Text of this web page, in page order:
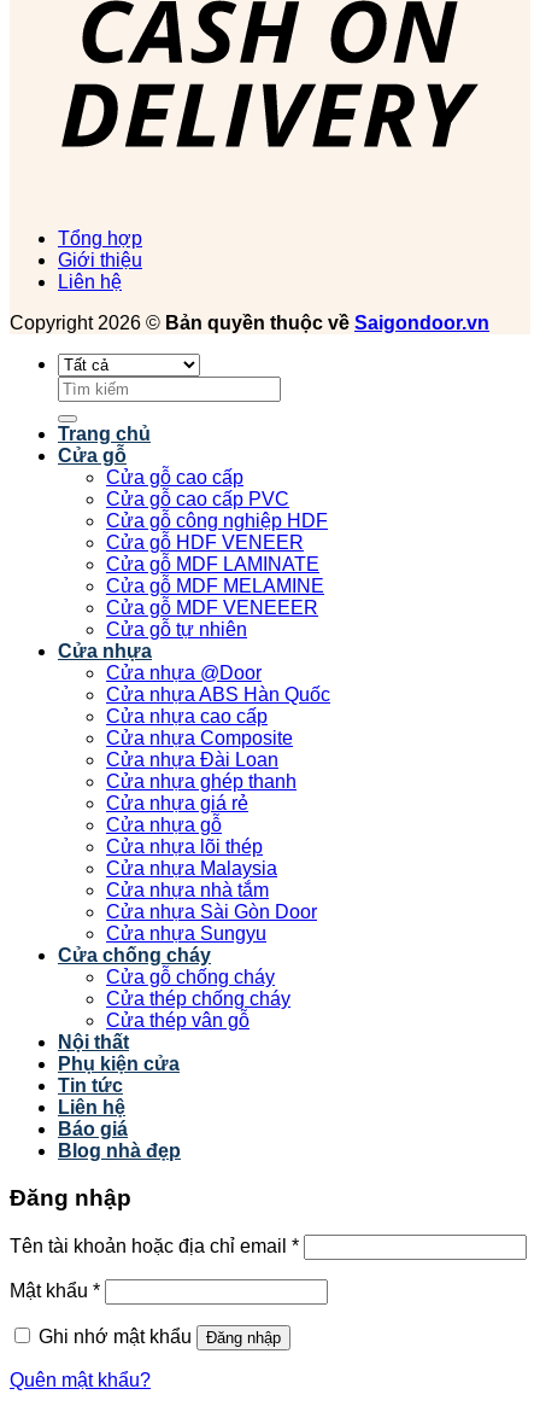
Tổng hợp
Giới thiệu
Liên hệ
Copyright 2026 © Bản quyền thuộc về Saigondoor.vn
Tìm
kiếm:
Trang chủ
Cửa gỗ
Cửa gỗ cao cấp
Cửa gỗ cao cấp PVC
Cửa gỗ công nghiệp HDF
Cửa gỗ HDF VENEER
Cửa gỗ MDF LAMINATE
Cửa gỗ MDF MELAMINE
Cửa gỗ MDF VENEEER
Cửa gỗ tự nhiên
Cửa nhựa
Cửa nhựa @Door
Cửa nhựa ABS Hàn Quốc
Cửa nhựa cao cấp
Cửa nhựa Composite
Cửa nhựa Đài Loan
Cửa nhựa ghép thanh
Cửa nhựa giá rẻ
Cửa nhựa gỗ
Cửa nhựa lõi thép
Cửa nhựa Malaysia
Cửa nhựa nhà tắm
Cửa nhựa Sài Gòn Door
Cửa nhựa Sungyu
Cửa chống cháy
Cửa gỗ chống cháy
Cửa thép chống cháy
Cửa thép vân gỗ
Nội thất
Phụ kiện cửa
Tin tức
Liên hệ
Báo giá
Blog nhà đẹp
Đăng nhập
Tên tài khoản hoặc địa chỉ email *
Mật khẩu *
Ghi nhớ mật khẩu Đăng nhập
Quên mật khẩu?